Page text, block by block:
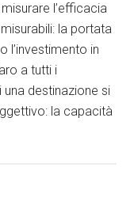
l’efficacia
la portata
l’investimento in
a tutti i
destinazione si
la capacità